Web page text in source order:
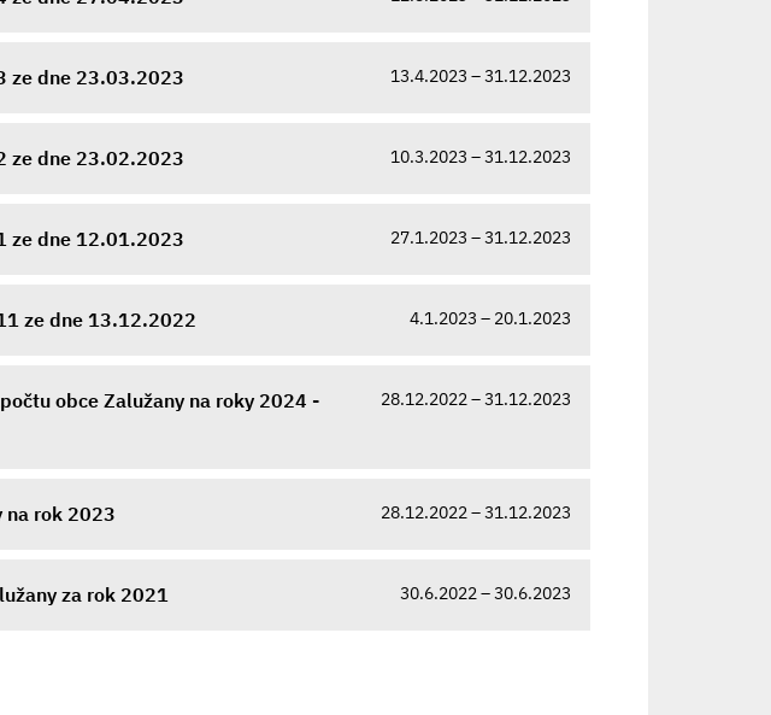
ze dne 23.03.2023 13.4.2023 – 31.12.2023
ze dne 23.02.2023 10.3.2023 – 31.12.2023
ze dne 12.01.2023 27.1.2023 – 31.12.2023
ze dne 13.12.2022 4.1.2023 – 20.1.2023
obce Zalužany na roky 2024 -
28.12.2022 – 31.12.2023
na rok 2023 28.12.2022 – 31.12.2023
za rok 2021 30.6.2022 – 30.6.2023